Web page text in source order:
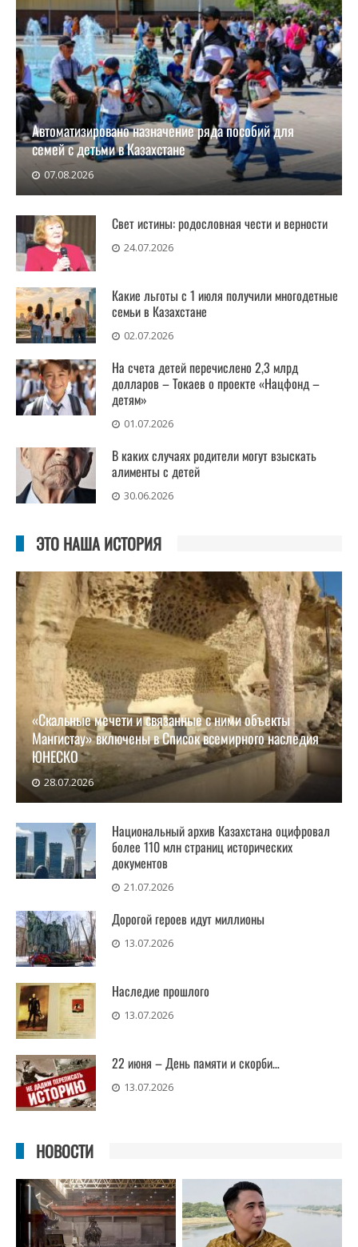
Автоматизировано назначение ряда пособий для
семей с детьми в Казахстане
07.08.2026
Государственные пособия по уходу за ребенком
до полутора летСвет истины: родословная чести и верности
24.07.2026
Какие льготы с 1 июля получили многодетные
семьи в Казахстане
02.07.2026
На счета детей перечислено 2,3 млрд
долларов – Токаев о проекте «Нацфонд –
детям»
01.07.2026
В каких случаях родители могут взыскать
алименты с детей
30.06.2026
ЭТО НАША ИСТОРИЯ
«Скальные мечети и связанные с ними объекты
Мангистау» включены в Список всемирного наследия
ЮНЕСКО
28.07.2026
На 48-й сессии Комитета Всемирного наследия
ЮНЕСКО в городеНациональный архив Казахстана оцифровал
более 110 млн страниц исторических
документов
21.07.2026
Дорогой героев идут миллионы
13.07.2026
Наследие прошлого
13.07.2026
22 июня – День памяти и скорби…
13.07.2026
НОВОСТИ